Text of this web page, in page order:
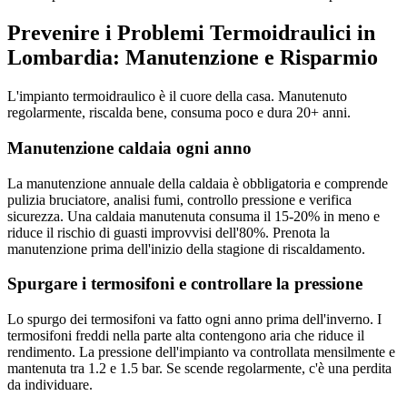
Prevenire i Problemi Termoidraulici in
Lombardia: Manutenzione e Risparmio
L'impianto termoidraulico è il cuore della casa. Manutenuto
regolarmente, riscalda bene, consuma poco e dura 20+ anni.
Manutenzione caldaia ogni anno
La manutenzione annuale della caldaia è obbligatoria e comprende
pulizia bruciatore, analisi fumi, controllo pressione e verifica
sicurezza. Una caldaia manutenuta consuma il 15-20% in meno e
riduce il rischio di guasti improvvisi dell'80%. Prenota la
manutenzione prima dell'inizio della stagione di riscaldamento.
Spurgare i termosifoni e controllare la pressione
Lo spurgo dei termosifoni va fatto ogni anno prima dell'inverno. I
termosifoni freddi nella parte alta contengono aria che riduce il
rendimento. La pressione dell'impianto va controllata mensilmente e
mantenuta tra 1.2 e 1.5 bar. Se scende regolarmente, c'è una perdita
da individuare.